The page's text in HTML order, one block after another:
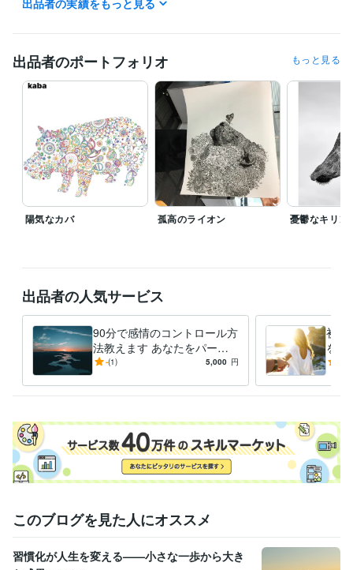
ライフスタイル・その他 / カウンセラー・コーチ
リーフラス株式会社 2023年3月 ~ 現在
継続力を１０倍向上させる仕組みづくりと思考法
ビジネス・クリエイティブツール
PowerPoint:10年ChatGPT:1年
得意分野
学習指導・資格・キャリア相談 コーチングスキル 29期NLPプラク
ティショナーコース終了
習慣化トレーナー養成コース 第2期 修了
フ
ォトリーディングスキル
オンラインNLPプラクティショナーコース
デザイン制作 動物等のデザイン、プロダクトアート
英語 日常会話レベル
出品者のポートフォリオ もっと見る
陽気なカバ 孤高のライオン 憂鬱なキリン
出品者の人気サービス
90分で感情のコントロール方
法教えます あなたをパーソ
ナルコーチングしてアンガー
-(1) 5,000 円
初心
を育
も短
このブログを見た人にオススメ
習慣化が人生を変える——小さな一歩から大き